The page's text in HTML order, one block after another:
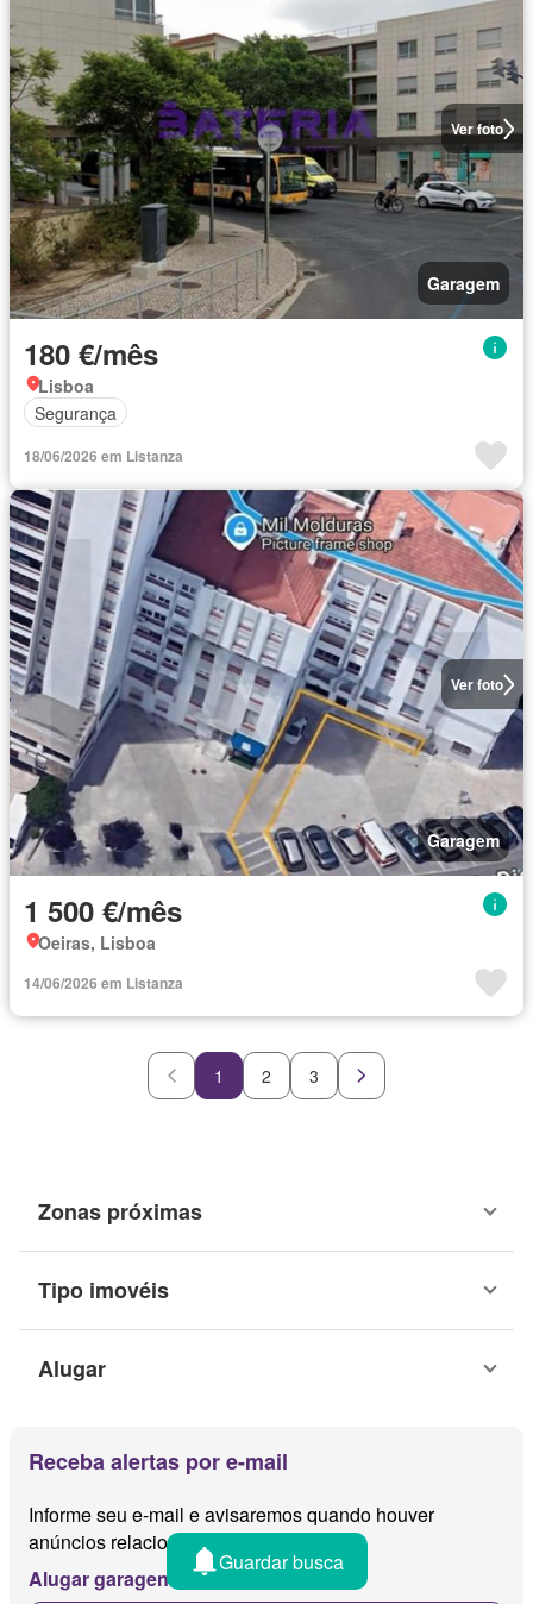
Ver foto
Garagem
180 €/mês
Lisboa
Segurança
18/06/2026 em Listanza
Ver foto
Garagem
1 500 €/mês
Oeiras, Lisboa
14/06/2026 em Listanza
1 2 3
Zonas próximas
Tipo imovéis
Alugar
Receba alertas por e-mail
Informe seu e-mail e avisaremos quando houver
anúncios relacionados com
Alugar garagens parede
Guardar busca